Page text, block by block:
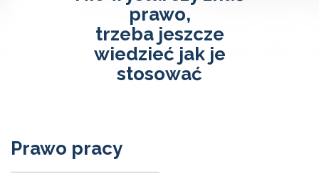
prawo,
trzeba jeszcze
wiedzieć jak je
stosować
Prawo pracy